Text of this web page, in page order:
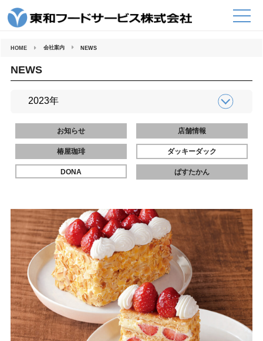
HOME 会社案内 NEWS
NEWS
お知らせ 店舗情報
椿屋珈琲 ダッキーダック
DONA ぱすたかん